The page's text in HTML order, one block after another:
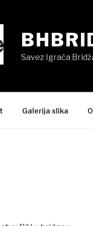
Savez Igrača
Galerija slika